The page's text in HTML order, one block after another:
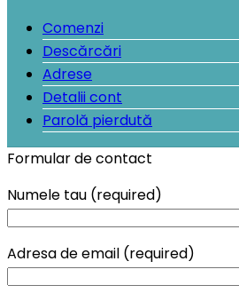
Comenzi
Descărcări
Adrese
Detalii cont
Parolă pierdută
Formular de contact
Numele tau (required)
Adresa de email (required)